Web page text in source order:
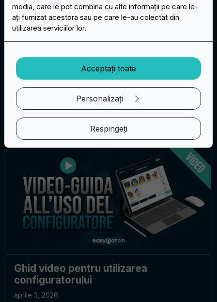
Brățări noi din silicon: gadgetul perfect
aprile 3, 2026
o brățară din silicon complet personalizată
Citește mai mult
Patch-uri
Ghid video pentru utilizarea
configuratorului
aprile 3, 2026
media, care le pot combina cu alte informații pe care le-
ați furnizat acestora sau pe care le-au colectat din
utilizarea serviciilor lor.
Acceptați toate
Personalizați
Respingeți